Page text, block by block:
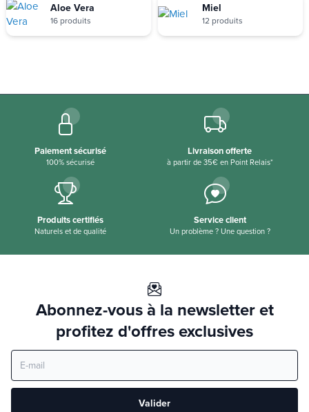
Aloe Vera
16 produits
Miel
12 produits
Paiement sécurisé
100% sécurisé
Livraison offerte
à partir de 35€ en Point Relais*
Produits certifiés
Naturels et de qualité
Service client
Un problème ? Une question ?
Abonnez-vous à la newsletter et
profitez d'offres exclusives
Valider